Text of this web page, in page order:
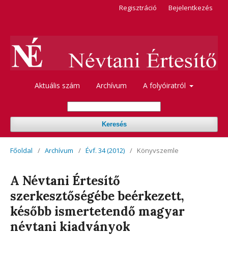
Aktuális szám Archívum A folyóiratról
Keresés
Regisztráció Bejelentkezés
Főoldal / Archívum / Évf. 34 (2012) / Könyvszemle
A Névtani Értesítő
szerkesztőségébe beérkezett,
később ismertetendő magyar
névtani kiadványok